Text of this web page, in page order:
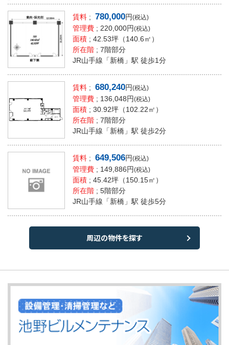
賃料 ; 780,000円(税込)
管理費 ; 220,000円(税込)
面積 ; 42.53坪 （140.6㎡）
所在階 ; 7階部分
JR山手線「新橋」駅 徒歩1分
賃料 ; 680,240円(税込)
管理費 ; 136,048円(税込)
面積 ; 30.92坪 （102.22㎡）
所在階 ; 7階部分
JR山手線「新橋」駅 徒歩2分
賃料 ; 649,506円(税込)
管理費 ; 149,886円(税込)
面積 ; 45.42坪 （150.15㎡）
所在階 ; 5階部分
JR山手線「新橋」駅 徒歩5分
周辺の物件を探す